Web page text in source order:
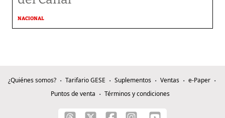
NACIONAL
¿Quiénes somos? Tarifario GESE Suplementos Ventas
e-Paper
Puntos de venta
Términos y condiciones